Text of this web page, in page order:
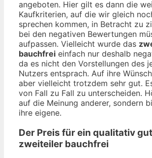
angeboten. Hier gilt es dann die
Kaufkriterien, auf die wir gleich
sprechen kommen, in Betracht zu
bei den negativen Bewertungen
aufpassen. Vielleicht wurde das
bauchfrei einfach nur deshalb
da es nicht den Vorstellungen des
Nutzers entsprach. Auf ihre
aber vielleicht trotzdem sehr gut.
von Fall zu Fall zu unterscheiden.
auf die Meinung anderer, sondern
ihre eigene.
Der Preis für ein qualitativ
zweiteiler bauchfrei